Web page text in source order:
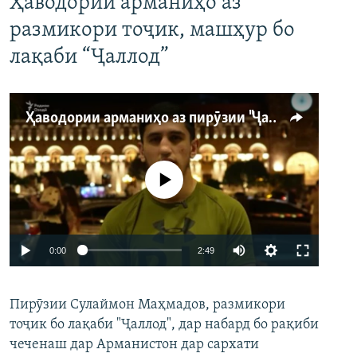
размикори тоҷик, машҳур бо
лақаби “Ҷаллод”
Ҳаводории арманиҳо аз пирӯзии "Ҷаллод"-и тоҷик
Auto 240p 360p 480p
Феълан кор намекунад
0:00 2:49
360p
480p
Пирӯзии Сулаймон Маҳмадов, размикори
тоҷик бо лақаби "Ҷаллод", дар набард бо рақиби
чеченаш дар Арманистон дар сархати